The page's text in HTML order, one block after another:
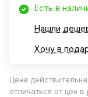
Есть в
Нашли
Хочу в
Цена
отличаться от цен